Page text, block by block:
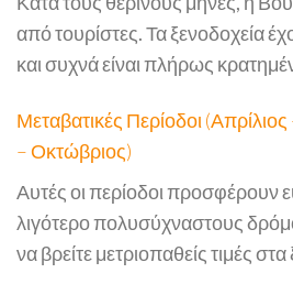
από τουρίστες. Τα ξενοδοχεία
και συχνά είναι πλήρως
Μεταβατικές Περίοδοι
– Οκτώβριος)
Αυτές οι περίοδοι προσφέρουν
λιγότερο πολυσύχναστους
να βρείτε μετριοπαθείς τιμές